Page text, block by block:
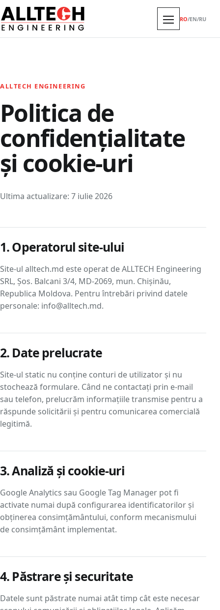
RO/EN/RU
ALLTECH ENGINEERING
Politica de
confidențialitate
și cookie-uri
Ultima actualizare: 7 iulie 2026
1. Operatorul site-ului
Site-ul alltech.md este operat de ALLTECH Engineering
SRL, Șos. Balcani 3/4, MD-2069, mun. Chișinău,
Republica Moldova. Pentru întrebări privind datele
personale: info@alltech.md.
2. Date prelucrate
Site-ul static nu conține conturi de utilizator și nu
stochează formulare. Când ne contactați prin e-mail
sau telefon, prelucrăm informațiile transmise pentru a
răspunde solicitării și pentru comunicarea comercială
legitimă.
3. Analiză și cookie-uri
Google Analytics sau Google Tag Manager pot fi
activate numai după configurarea identificatorilor și
obținerea consimțământului, conform mecanismului
de consimțământ implementat.
4. Păstrare și securitate
Datele sunt păstrate numai atât timp cât este necesar